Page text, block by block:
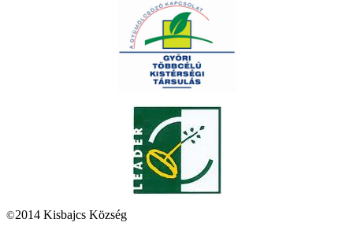
©2014 Kisbajcs Község